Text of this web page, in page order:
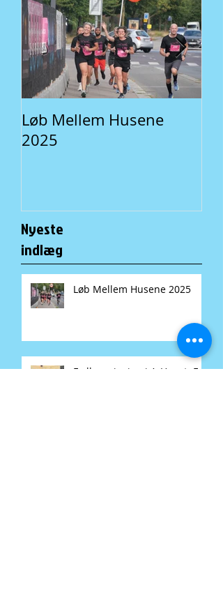
Løb Mellem Husene
2025
Nyeste
indlæg
Løb Mellem Husene 2025
Fællesspisning i A-Huset: En